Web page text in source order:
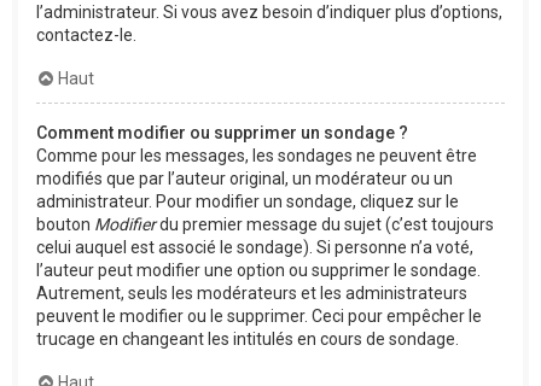
l’administrateur. Si vous avez besoin d’indiquer plus d’options,
contactez-le.
Haut
Comment modifier ou supprimer un sondage ?
Comme pour les messages, les sondages ne peuvent être
modifiés que par l’auteur original, un modérateur ou un
administrateur. Pour modifier un sondage, cliquez sur le
bouton Modifierdu premier message du sujet (c’est toujours
celui auquel est associé le sondage). Si personne n’a voté,
l’auteur peut modifier une option ou supprimer le sondage.
Autrement, seuls les modérateurs et les administrateurs
peuvent le modifier ou le supprimer. Ceci pour empêcher le
trucage en changeant les intitulés en cours de sondage.
Haut